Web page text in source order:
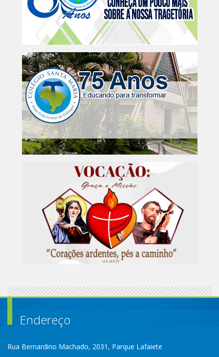
Endereço
Rua Bernardino Machado, 2031, Parque Lafaiete